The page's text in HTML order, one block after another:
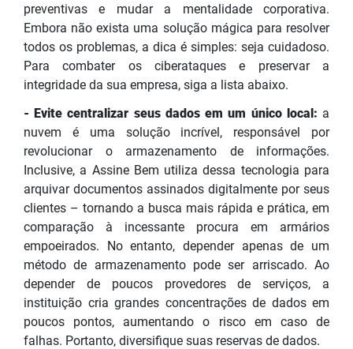
preventivas e mudar a mentalidade corporativa.
Embora não exista uma solução mágica para resolver
todos os problemas, a dica é simples: seja cuidadoso.
Para combater os ciberataques e preservar a
integridade da sua empresa, siga a lista abaixo.
- Evite centralizar seus dados em um único local: a
nuvem é uma solução incrível, responsável por
revolucionar o armazenamento de informações.
Inclusive, a Assine Bem utiliza dessa tecnologia para
arquivar documentos assinados digitalmente por seus
clientes – tornando a busca mais rápida e prática, em
comparação à incessante procura em armários
empoeirados. No entanto, depender apenas de um
método de armazenamento pode ser arriscado. Ao
depender de poucos provedores de serviços, a
instituição cria grandes concentrações de dados em
poucos pontos, aumentando o risco em caso de
falhas. Portanto, diversifique suas reservas de dados.